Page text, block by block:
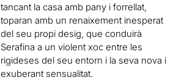
tancant la casa amb pany i forrellat,
toparan amb un renaixement inesperat
del seu propi desig, que conduirà
Serafina a un violent xoc entre les
rigideses del seu entorn i la seva nova i
exuberant sensualitat.